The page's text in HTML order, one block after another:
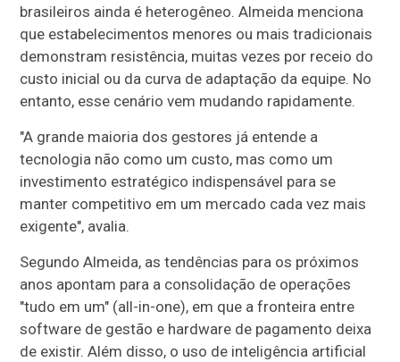
brasileiros ainda é heterogêneo. Almeida menciona
que estabelecimentos menores ou mais tradicionais
demonstram resistência, muitas vezes por receio do
custo inicial ou da curva de adaptação da equipe. No
entanto, esse cenário vem mudando rapidamente.
"A grande maioria dos gestores já entende a
tecnologia não como um custo, mas como um
investimento estratégico indispensável para se
manter competitivo em um mercado cada vez mais
exigente", avalia.
Segundo Almeida, as tendências para os próximos
anos apontam para a consolidação de operações
"tudo em um" (all-in-one), em que a fronteira entre
software de gestão e hardware de pagamento deixa
de existir. Além disso, o uso de inteligência artificial